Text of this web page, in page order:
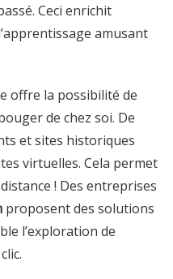
Ceci enrichit
amusant
offre la possibilité de
de chez soi. De
et sites historiques
virtuelles. Cela permet
! Des entreprises
proposent des solutions
l’exploration de